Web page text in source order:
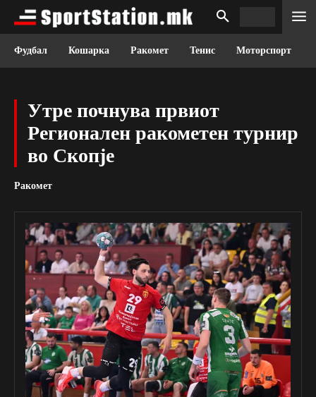
Фудбал Кошарка Ракомет Тенис Моторспорт
Утре почнува првиот
Регионален ракометен турнир
во Скопје
Ракомет